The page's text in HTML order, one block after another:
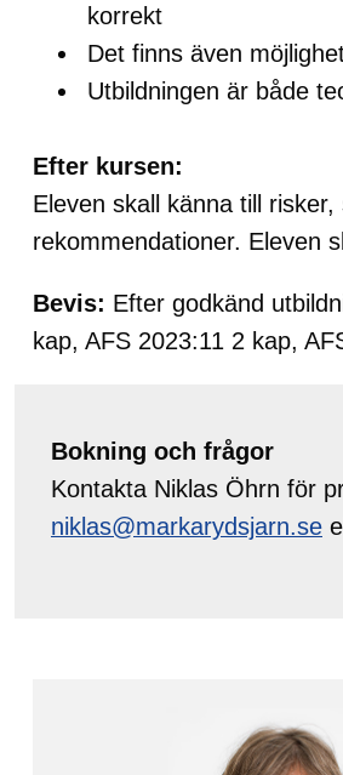
korrekt
Det finns även
Utbildningen är både
Efter kursen:
Eleven skall känna till
rekommendationer. Eleven
Bevis: Efter godkänd
kap, AFS 2023:11 2 kap,
Bokning och frågor
Kontakta Niklas Öhrn för
niklas@markarydsjarn.se